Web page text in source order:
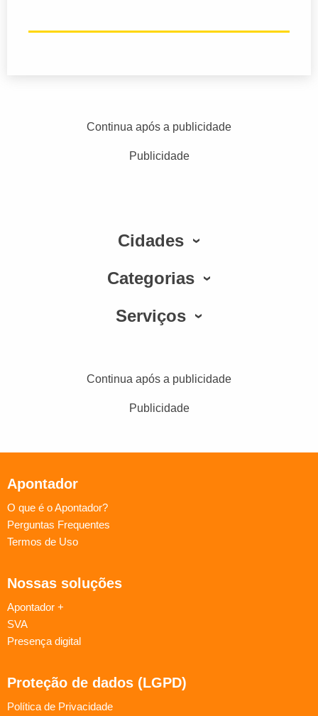
Continua após a publicidade
Publicidade
Cidades
Categorias
Serviços
Continua após a publicidade
Publicidade
Apontador
O que é o Apontador?
Perguntas Frequentes
Termos de Uso
Nossas soluções
Apontador +
SVA
Presença digital
Proteção de dados (LGPD)
Política de Privacidade